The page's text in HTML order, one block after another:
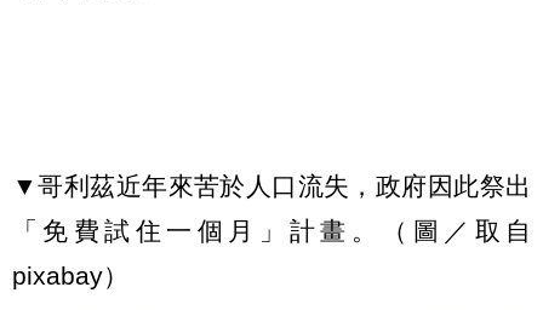
▼哥利茲近年來苦於人口流失，政府因此祭出
「免費試住一個月」計畫。（圖／取自
pixabay）